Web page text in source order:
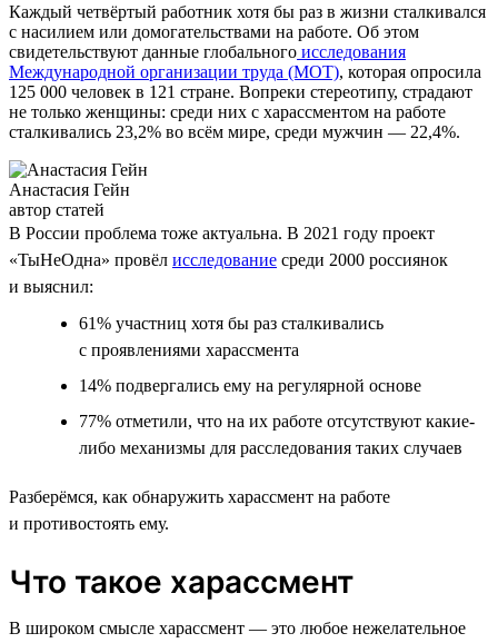
Каждый четвёртый работник хотя бы раз в жизни сталкивался
с насилием или домогательствами на работе. Об этом
свидетельствуют данные глобального исследования
Международной организации труда (МОТ), которая опросила
125 000 человек в 121 стране. Вопреки стереотипу, страдают
не только женщины: среди них с харассментом на работе
сталкивались 23,2% во всём мире, среди мужчин — 22,4%.
Анастасия Гейн
автор статей
В России проблема тоже актуальна. В 2021 году проект
«ТыНеОдна» провёл исследование среди 2000 россиянок
и выяснил:
61% участниц хотя бы раз сталкивались
с проявлениями харассмента
14% подвергались ему на регулярной основе
77% отметили, что на их работе отсутствуют какие-
либо механизмы для расследования таких случаев
Разберёмся, как обнаружить харассмент на работе
и противостоять ему.
Что такое харассмент
В широком смысле харассмент — это любое нежелательное